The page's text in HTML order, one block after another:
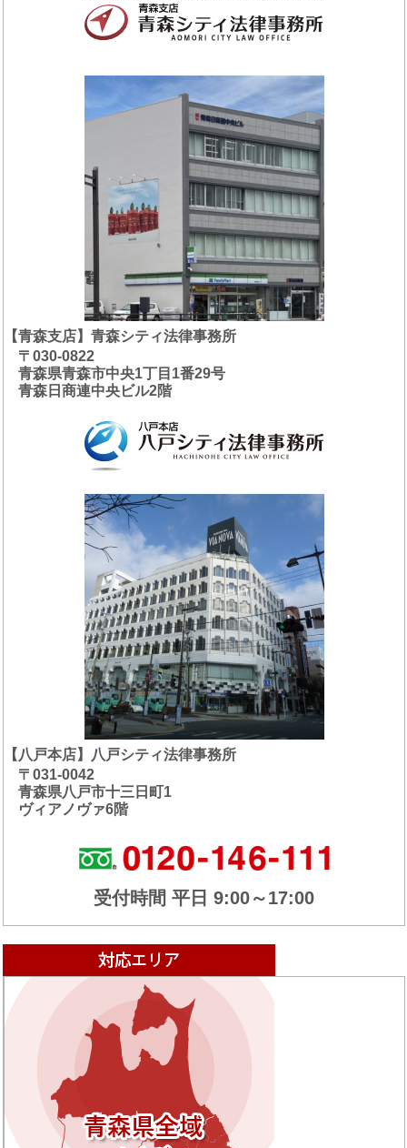
【青森支店】青森シティ法律事務所
〒030-0822
青森県青森市中央1丁目1番29号
青森日商連中央ビル2階
【八戸本店】八戸シティ法律事務所
〒031-0042
青森県八戸市十三日町1
ヴィアノヴァ6階
受付時間 平日 9:00～17:00